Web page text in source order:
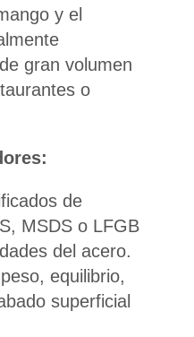
y el
gran volumen
o
de
MSDS o LFGB
del acero.
equilibrio,
superficial